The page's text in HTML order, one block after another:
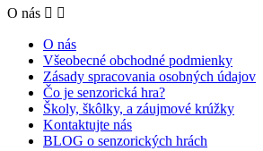
O nás  
O nás
Všeobecné obchodné podmienky
Zásady spracovania osobných údajov
Čo je senzorická hra?
Školy, škôlky, a záujmové krúžky
Kontaktujte nás
BLOG o senzorických hrách